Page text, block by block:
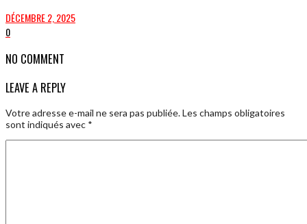
DÉCEMBRE 2, 2025
0
NO COMMENT
LEAVE A REPLY
Votre adresse e-mail ne sera pas publiée.Les champs obligatoires
sont indiqués avec *